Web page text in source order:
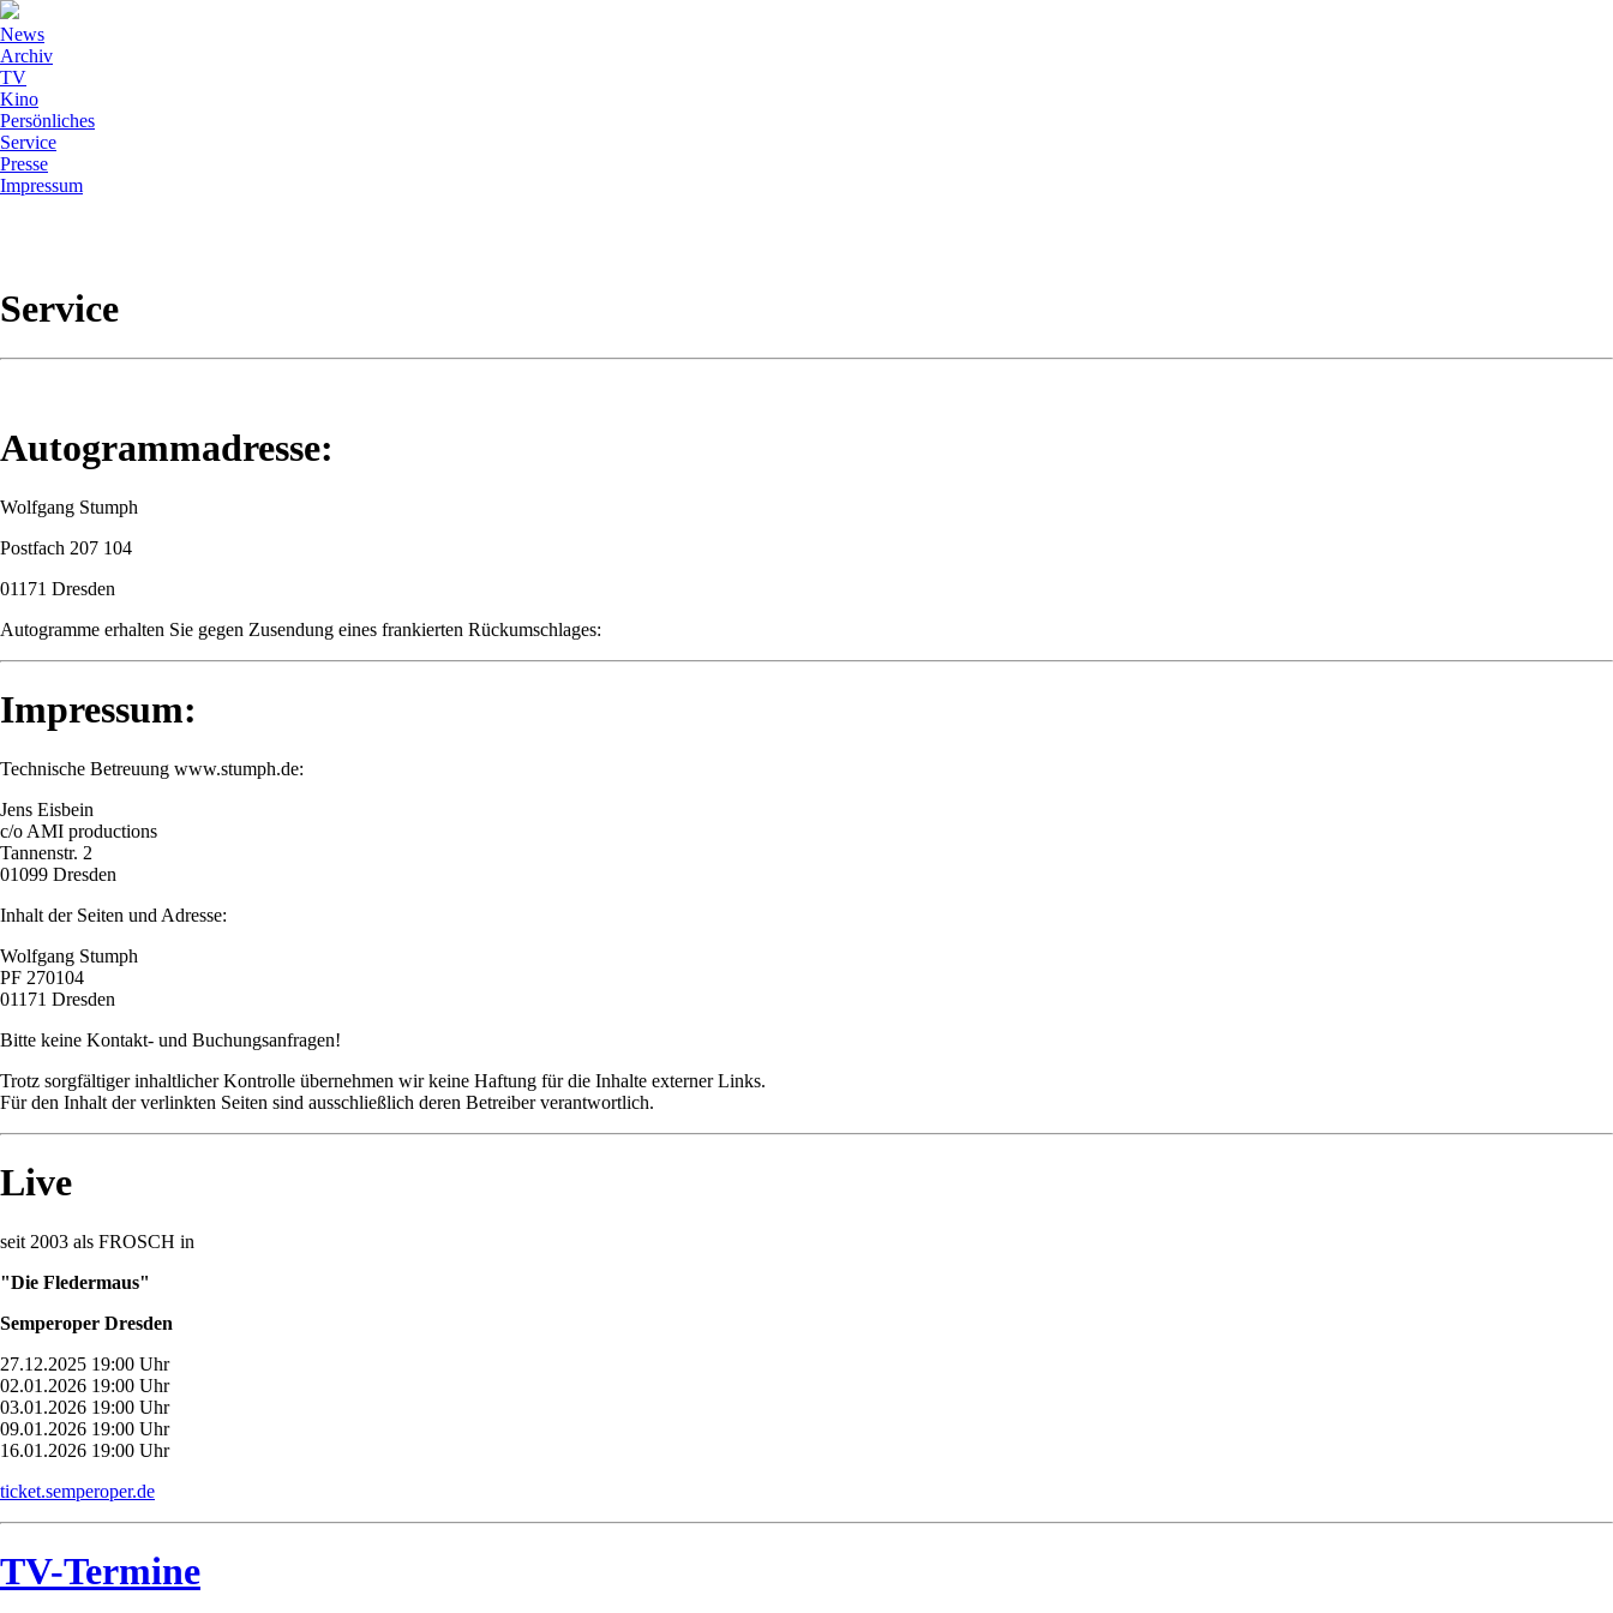
News
Archiv
TV
Kino
Persönliches
Service
Presse
Impressum
Service
Autogrammadresse:
Wolfgang Stumph
Postfach 207 104
01171 Dresden
Autogramme erhalten Sie gegen Zusendung eines frankierten Rückumschlages:
Impressum:
Technische Betreuung www.stumph.de:
Jens Eisbein
c/o AMI productions
Tannenstr. 2
01099 Dresden
Inhalt der Seiten und Adresse:
Wolfgang Stumph
PF 270104
01171 Dresden
Bitte keine Kontakt- und Buchungsanfragen!
Trotz sorgfältiger inhaltlicher Kontrolle übernehmen wir keine Haftung für die Inhalte externer Links.
Für den Inhalt der verlinkten Seiten sind ausschließlich deren Betreiber verantwortlich.
Live
seit 2003 als FROSCH in
"Die Fledermaus"
Semperoper Dresden
27.12.2025 19:00 Uhr
02.01.2026 19:00 Uhr
03.01.2026 19:00 Uhr
09.01.2026 19:00 Uhr
16.01.2026 19:00 Uhr
ticket.semperoper.de
TV-Termine